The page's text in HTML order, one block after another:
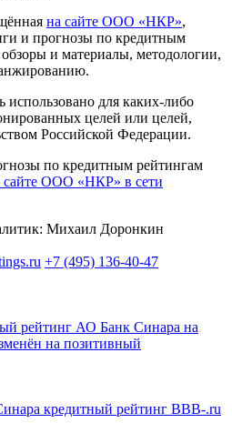
на сайте ООО «НКР»,
и прогнозы по кредитным
и материалы, методологии,
для каких-либо
целей или целей,
Российской Федерации.
по кредитным рейтингам
сайте ООО «НКР» в сети
Михаил Доронкин
+7 (495) 136-40-47
рейтинг АО Банк Синара на
на позитивный
кредитный рейтинг BBB-.ru